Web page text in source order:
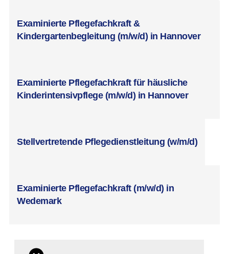
Examinierte Pflegefachkraft &
Kindergartenbegleitung (m/w/d) in Hannover
Examinierte Pflegefachkraft für häusliche
Kinderintensivpflege (m/w/d) in Hannover
Stellvertretende Pflegedienstleitung (w/m/d)
Examinierte Pflegefachkraft (m/w/d) in
Wedemark